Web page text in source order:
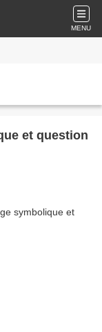
MENU
et question